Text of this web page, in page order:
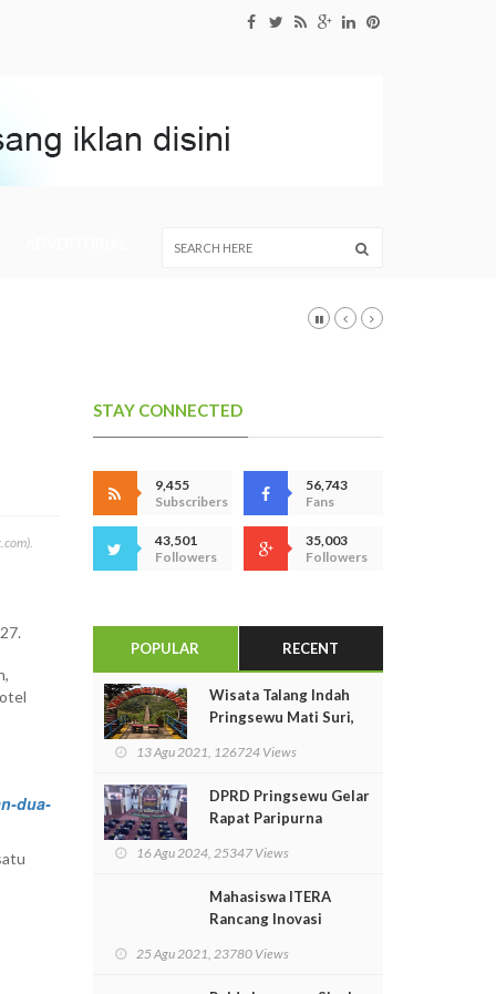
dua-
STAY CONNECTED
9,455
Subscribers
56,743
Fans
43,501
Followers
35,003
Followers
POPULAR RECENT
Wisata Talang Indah
Pringsewu Mati Suri,
Masyarakat Lumpuh
13 Agu 2021, 126724 Views
DPRD Pringsewu Gelar
Rapat Paripurna
Kenegaraan Presiden
16 Agu 2024, 25347 Views
Mahasiswa ITERA
Rancang Inovasi
Untuk PLTAL
25 Agu 2021, 23780 Views